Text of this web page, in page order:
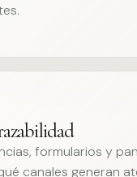
formularios y
canales generan